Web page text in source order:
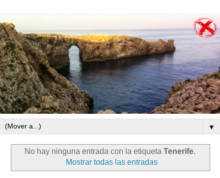
▼
No hay ninguna entrada con la etiqueta Tenerife.
Mostrar todas las entradas